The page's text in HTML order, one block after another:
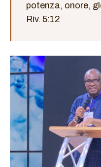
potenza, onore,
Riv. 5:12